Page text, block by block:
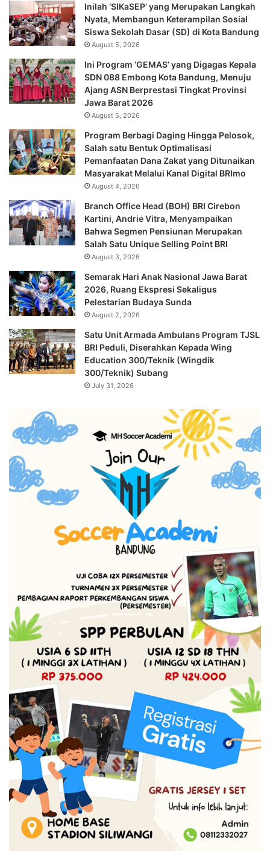
Inilah ‘SIKaSEP’ yang Merupakan Langkah
Nyata, Membangun Keterampilan Sosial
Siswa Sekolah Dasar (SD) di Kota Bandung
August 5, 2026
Ini Program ‘GEMAS’ yang Digagas Kepala
SDN 088 Embong Kota Bandung, Menuju
Ajang ASN Berprestasi Tingkat Provinsi
Jawa Barat 2026
August 5, 2026
Program Berbagi Daging Hingga Pelosok,
Salah satu Bentuk Optimalisasi
Pemanfaatan Dana Zakat yang Ditunaikan
Masyarakat Melalui Kanal Digital BRImo
August 4, 2026
Branch Office Head (BOH) BRI Cirebon
Kartini, Andrie Vitra, Menyampaikan
Bahwa Segmen Pensiunan Merupakan
Salah Satu Unique Selling Point BRI
August 3, 2026
Semarak Hari Anak Nasional Jawa Barat
2026, Ruang Ekspresi Sekaligus
Pelestarian Budaya Sunda
August 2, 2026
Satu Unit Armada Ambulans Program TJSL
BRI Peduli, Diserahkan Kepada Wing
Education 300/Teknik (Wingdik
300/Teknik) Subang
July 31, 2026